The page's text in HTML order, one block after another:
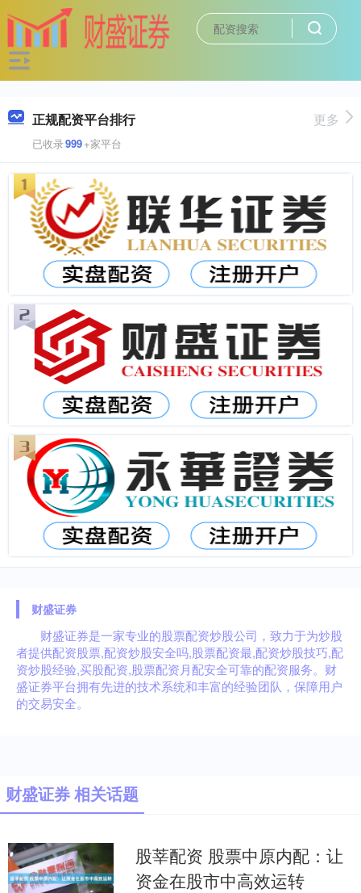
正规配资平台排行
已收录999+家平台
更多
财盛证券
财盛证券是一家专业的股票配资炒股公司，致力于为炒股
者提供配资股票,配资炒股安全吗,股票配资最,配资炒股技巧,配
资炒股经验,买股配资,股票配资月配安全可靠的配资服务。财
盛证券平台拥有先进的技术系统和丰富的经验团队，保障用户
的交易安全。
财盛证券 相关话题
股莘配资 股票中原内配：让
资金在股市中高效运转